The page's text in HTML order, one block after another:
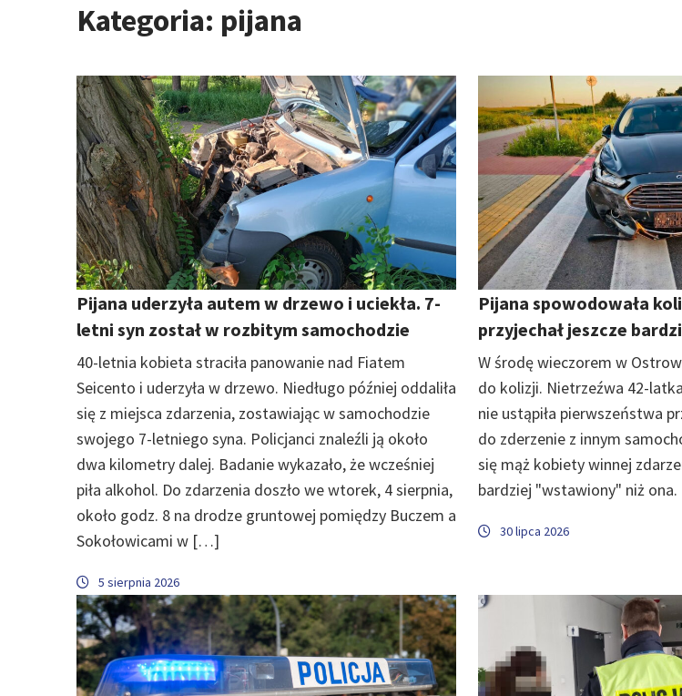
Kategoria: pijana
Pijana uderzyła autem w drzewo i uciekła. 7-
letni syn został w rozbitym samochodzie
40-letnia kobieta straciła panowanie nad Fiatem
Seicento i uderzyła w drzewo. Niedługo później oddaliła
się z miejsca zdarzenia, zostawiając w samochodzie
swojego 7-letniego syna. Policjanci znaleźli ją około
dwa kilometry dalej. Badanie wykazało, że wcześniej
piła alkohol. Do zdarzenia doszło we wtorek, 4 sierpnia,
około godz. 8 na drodze gruntowej pomiędzy Buczem a
Sokołowicami w […]
5 sierpnia 2026
Pijana spowodowała
przyjechał jeszcze
W środę wieczorem w
do kolizji. Nietrzeźwa 42-
nie ustąpiła pierwszeństwa
do zderzenie z innym
się mąż kobiety winnej
bardziej "wstawiony" niż ona.
30 lipca 2026